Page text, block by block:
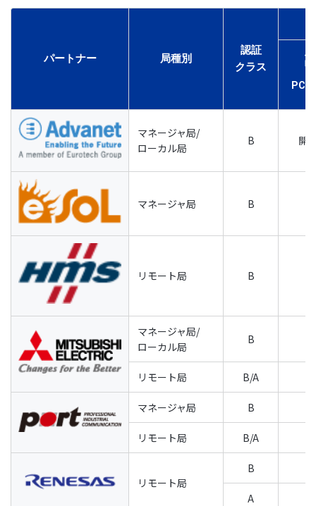
パートナー 局種別
認証
クラス
PC
マネージャ局/
ローカル局
B 開
マネージャ局 B
リモート局 B
マネージャ局/
ローカル局
B
リモート局 B/A
マネージャ局 B
リモート局 B/A
リモート局
B
A